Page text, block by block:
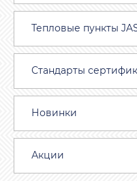
Тепловые пункты
Стандарты
Новинки
Акции